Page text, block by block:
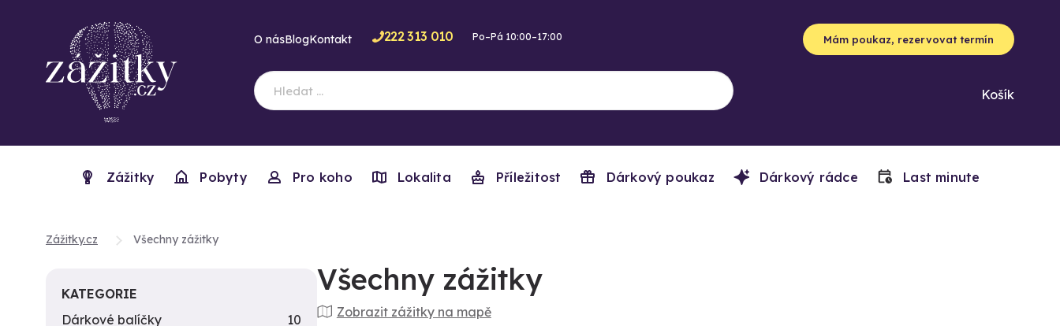
O násBlogKontakt 222 313 010 Po–Pá 10:00–17:00 Mám poukaz, rezervovat termín
Košík
Zážitky Pobyty Pro koho Lokalita Příležitost Dárkový poukaz Dárkový rádce Last minute
Zážitky.cz Všechny zážitky
Všechny zážitky
Zobrazit zážitky na mapě
KATEGORIE
Dárkové balíčky
10